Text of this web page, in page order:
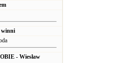
winni
- Wiesław